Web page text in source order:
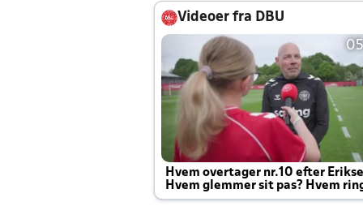
Videoer fra DBU
Hvem overtager nr.10 efter
Hvem glemmer sit pas? Hvem
Joachim altid til efter kampe?